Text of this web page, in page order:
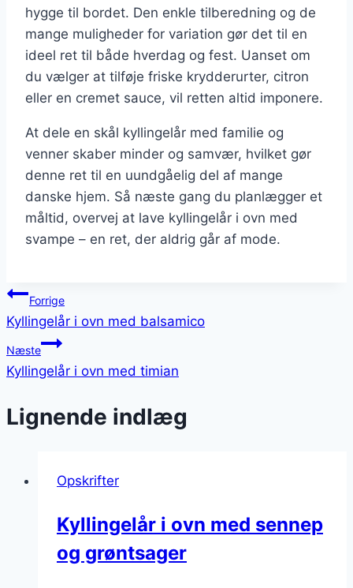
hygge til bordet. Den enkle tilberedning og de
mange muligheder for variation gør det til en
ideel ret til både hverdag og fest. Uanset om
du vælger at tilføje friske krydderurter, citron
eller en cremet sauce, vil retten altid imponere.
At dele en skål kyllingelår med familie og
venner skaber minder og samvær, hvilket gør
denne ret til en uundgåelig del af mange
danske hjem. Så næste gang du planlægger et
måltid, overvej at lave kyllingelår i ovn med
svampe – en ret, der aldrig går af mode.
Indlægsnavigation
Forrige
Kyllingelår i ovn med balsamico
Næste
Kyllingelår i ovn med timian
Lignende indlæg
Opskrifter
Kyllingelår i ovn med sennep
og grøntsager